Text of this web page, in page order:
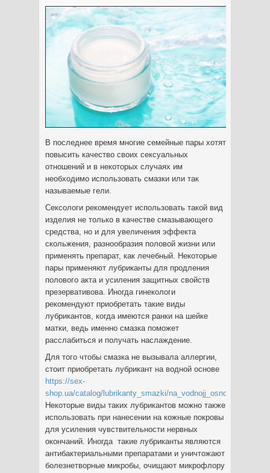
В последнее время многие семейные пары хотят
повысить качество своих сексуальных
отношений и в некоторых случаях им
необходимо использовать смазки или так
называемые гели.
Сексологи рекомендует использовать такой вид
изделия не только в качестве смазывающего
средства, но и для увеличения эффекта
скольжения, разнообразия половой жизни или
применять препарат, как лечебный. Некоторые
пары применяют лубриканты для продления
полового акта и усиления защитных свойств
презервативова. Иногда гинекологи
рекомендуют приобретать такие виды
лубрикантов, когда имеются ранки на шейке
матки, ведь именно смазка поможет
расслабиться и получать наслаждение.
Для того чтобы смазка не вызывала аллергии,
стоит приобретать лубрикант на водной основе
https://sex-
shop.ua/catalog/lubrikanty_smazki/na_vodnojj_osnove/
Некоторые виды таких лубрикантов можно также
использовать при нанесении на кожные покровы
для усиления чувствительности нервных
окончаний. Иногда такие лубриканты являются
антибактериальными препаратами и уничтожают
болезнетворные микробы, очищают микрофлору